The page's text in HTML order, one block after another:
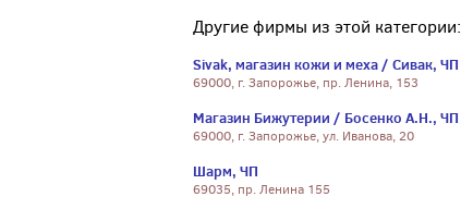
Другие фирмы из этой категории:
Sivak, магазин кожи и меха / Сивак, ЧП
69000, г. Запорожье, пр. Ленина, 153
Магазин Бижутерии / Босенко А.Н., ЧП
69000, г. Запорожье, ул. Иванова, 20
Шарм, ЧП
69035, пр. Ленина 155